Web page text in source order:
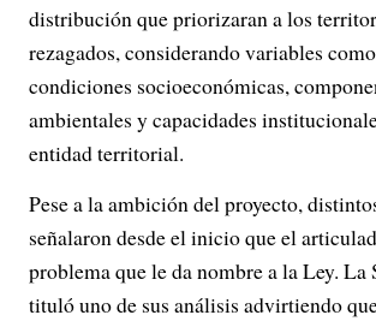
distribución que priorizaran a los
rezagados, considerando variables
condiciones socioeconómicas,
ambientales y capacidades
entidad territorial.
Pese a la ambición del proyecto,
señalaron desde el inicio que el
problema que le da nombre a la Ley. La
tituló uno de sus análisis advirtiendo